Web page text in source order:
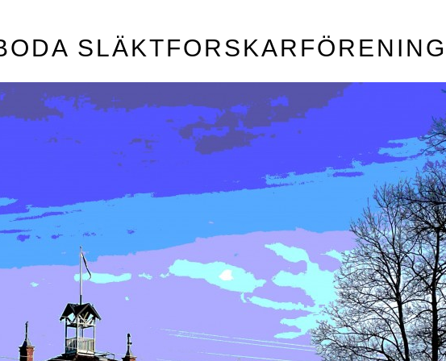
SLÄKTFORSKARFÖRENING